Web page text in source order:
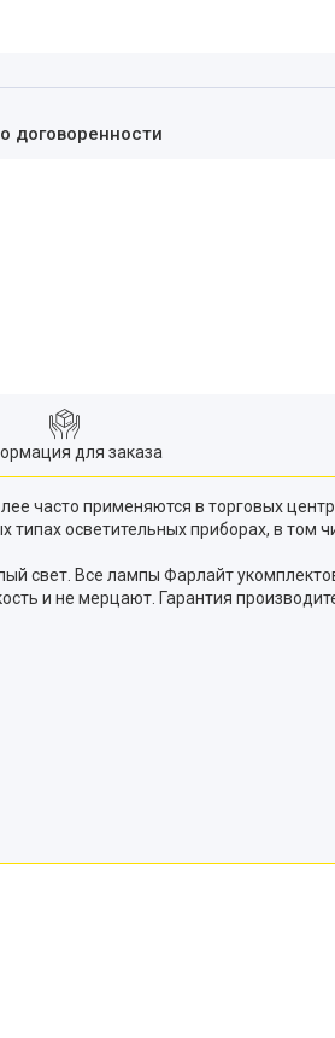
договоренности
для заказа
часто применяются в торговых
осветительных приборах, в том
свет. Все лампы Фарлайт
и не мерцают. Гарантия